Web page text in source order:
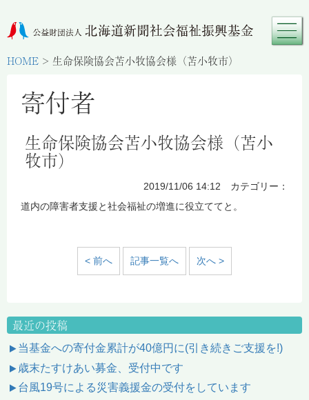
HOME > 生命保険協会苫小牧協会様（苫小牧市）
寄付者
生命保険協会苫小牧協会様（苫小
牧市）
2019/11/06 14:12 カテゴリー：
道内の障害者支援と社会福祉の増進に役立ててと。
< 前へ 記事一覧へ 次へ >
最近の投稿
当基金への寄付金累計が40億円に(引き続きご支援を!)
歳末たすけあい募金、受付中です
台風19号による災害義援金の受付をしています